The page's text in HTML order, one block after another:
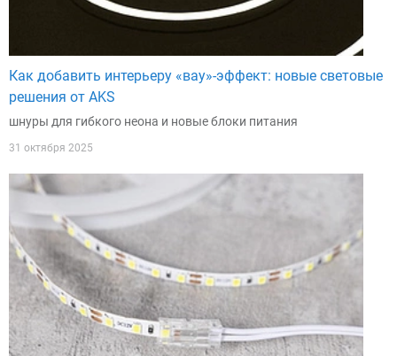
Как добавить интерьеру «вау»-эффект: новые световые
решения от AKS
шнуры для гибкого неона и новые блоки питания
31 октября 2025